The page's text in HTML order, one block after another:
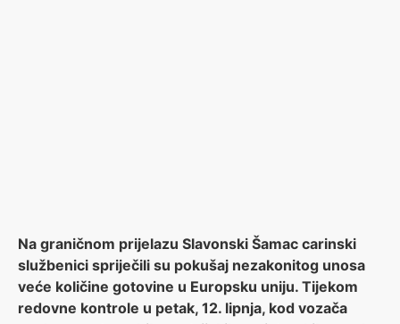
Na graničnom prijelazu Slavonski Šamac carinski
službenici spriječili su pokušaj nezakonitog unosa
veće količine gotovine u Europsku uniju. Tijekom
redovne kontrole u petak, 12. lipnja, kod vozača